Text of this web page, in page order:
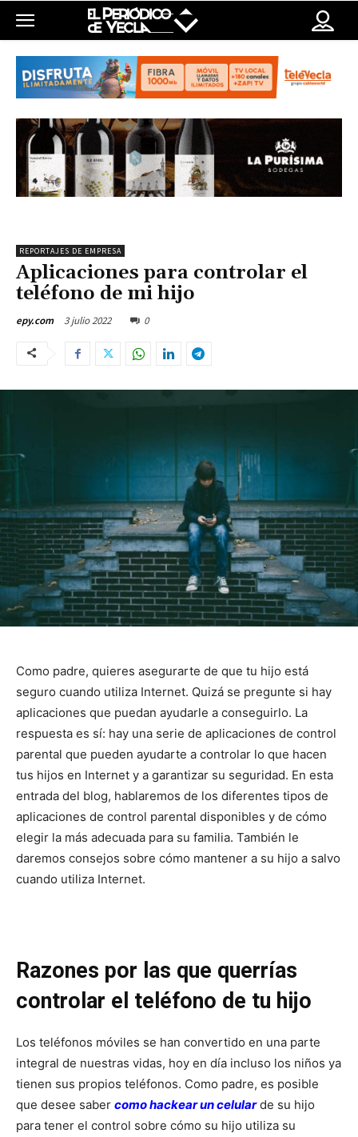
REPORTAJES DE EMPRESA
Aplicaciones para controlar el
teléfono de mi hijo
epy.com 3 julio 2022 0
Como padre, quieres asegurarte de que tu hijo está
seguro cuando utiliza Internet. Quizá se pregunte si hay
aplicaciones que puedan ayudarle a conseguirlo. La
respuesta es sí: hay una serie de aplicaciones de control
parental que pueden ayudarte a controlar lo que hacen
tus hijos en Internet y a garantizar su seguridad. En esta
entrada del blog, hablaremos de los diferentes tipos de
aplicaciones de control parental disponibles y de cómo
elegir la más adecuada para su familia. También le
daremos consejos sobre cómo mantener a su hijo a salvo
cuando utiliza Internet.
Razones por las que querrías
controlar el teléfono de tu hijo
Los teléfonos móviles se han convertido en una parte
integral de nuestras vidas, hoy en día incluso los niños ya
tienen sus propios teléfonos. Como padre, es posible
que desee saber como hackear un celularde su hijo
para tener el control sobre cómo su hijo utiliza su